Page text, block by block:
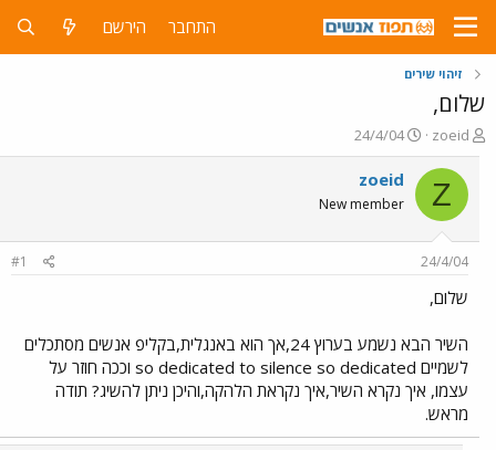
התחבר הירשם
זיהוי שירים
שלום,
פ
ו
ת
ח
ה
ש
א
zoeid
פ
ו
ר
ם
24/4/04
Z
zoeid
New member
24/4/04
#1
שלום,
השיר הבא נשמע בערוץ 24,אך הוא באנגלית,בקליפ אנשים מסתכלים
לשמיים so dedicated to silence so dedicated וככה חוזר על
עצמו, איך נקרא השיר,איך נקראת הלהקה,והיכן ניתן להשיג? תודה
מראש.